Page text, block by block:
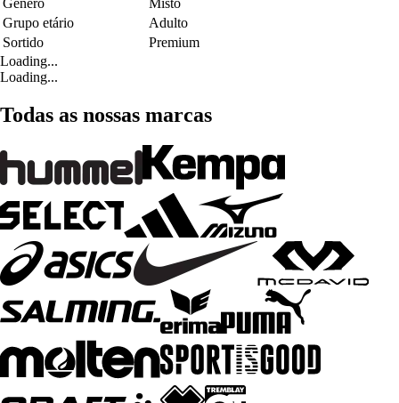
Género
Misto
Grupo etário
Adulto
Sortido
Premium
Loading...
Loading...
Todas as nossas marcas